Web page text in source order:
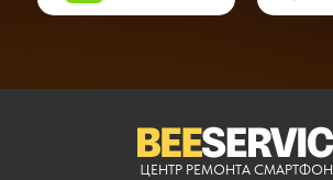
ЦЕНТР РЕМОНТА